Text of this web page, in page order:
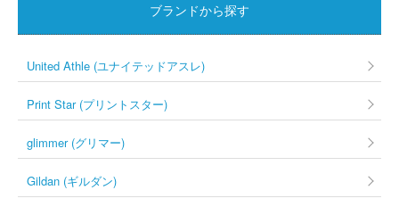
ブランドから探す
United Athle (ユナイテッドアスレ)
Print Star (プリントスター)
glimmer (グリマー)
Gildan (ギルダン)